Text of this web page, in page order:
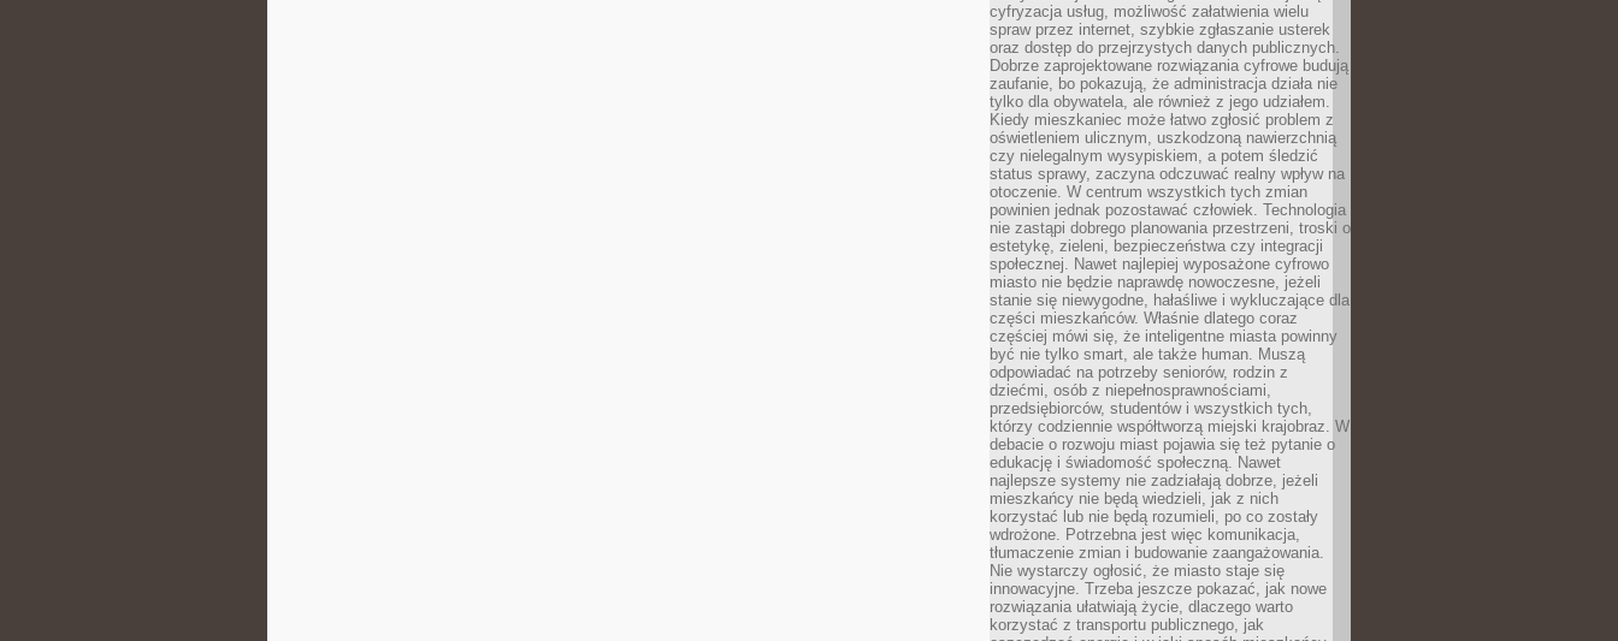
cyfryzacja usług, możliwość załatwienia wielu
spraw przez internet, szybkie zgłaszanie usterek
oraz dostęp do przejrzystych danych publicznych.
Dobrze zaprojektowane rozwiązania cyfrowe budują
zaufanie, bo pokazują, że administracja działa nie
tylko dla obywatela, ale również z jego udziałem.
Kiedy mieszkaniec może łatwo zgłosić problem z
oświetleniem ulicznym, uszkodzoną nawierzchnią
czy nielegalnym wysypiskiem, a potem śledzić
status sprawy, zaczyna odczuwać realny wpływ na
otoczenie. W centrum wszystkich tych zmian
powinien jednak pozostawać człowiek. Technologia
nie zastąpi dobrego planowania przestrzeni, troski o
estetykę, zieleni, bezpieczeństwa czy integracji
społecznej. Nawet najlepiej wyposażone cyfrowo
miasto nie będzie naprawdę nowoczesne, jeżeli
stanie się niewygodne, hałaśliwe i wykluczające dla
części mieszkańców. Właśnie dlatego coraz
częściej mówi się, że inteligentne miasta powinny
być nie tylko smart, ale także human. Muszą
odpowiadać na potrzeby seniorów, rodzin z
dziećmi, osób z niepełnosprawnościami,
przedsiębiorców, studentów i wszystkich tych,
którzy codziennie współtworzą miejski krajobraz. W
debacie o rozwoju miast pojawia się też pytanie o
edukację i świadomość społeczną. Nawet
najlepsze systemy nie zadziałają dobrze, jeżeli
mieszkańcy nie będą wiedzieli, jak z nich
korzystać lub nie będą rozumieli, po co zostały
wdrożone. Potrzebna jest więc komunikacja,
tłumaczenie zmian i budowanie zaangażowania.
Nie wystarczy ogłosić, że miasto staje się
innowacyjne. Trzeba jeszcze pokazać, jak nowe
rozwiązania ułatwiają życie, dlaczego warto
korzystać z transportu publicznego, jak